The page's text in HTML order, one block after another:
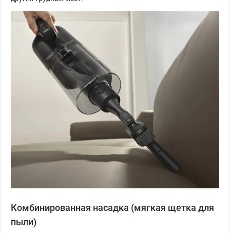
Комбинированная насадка (мягкая щетка для
пыли)